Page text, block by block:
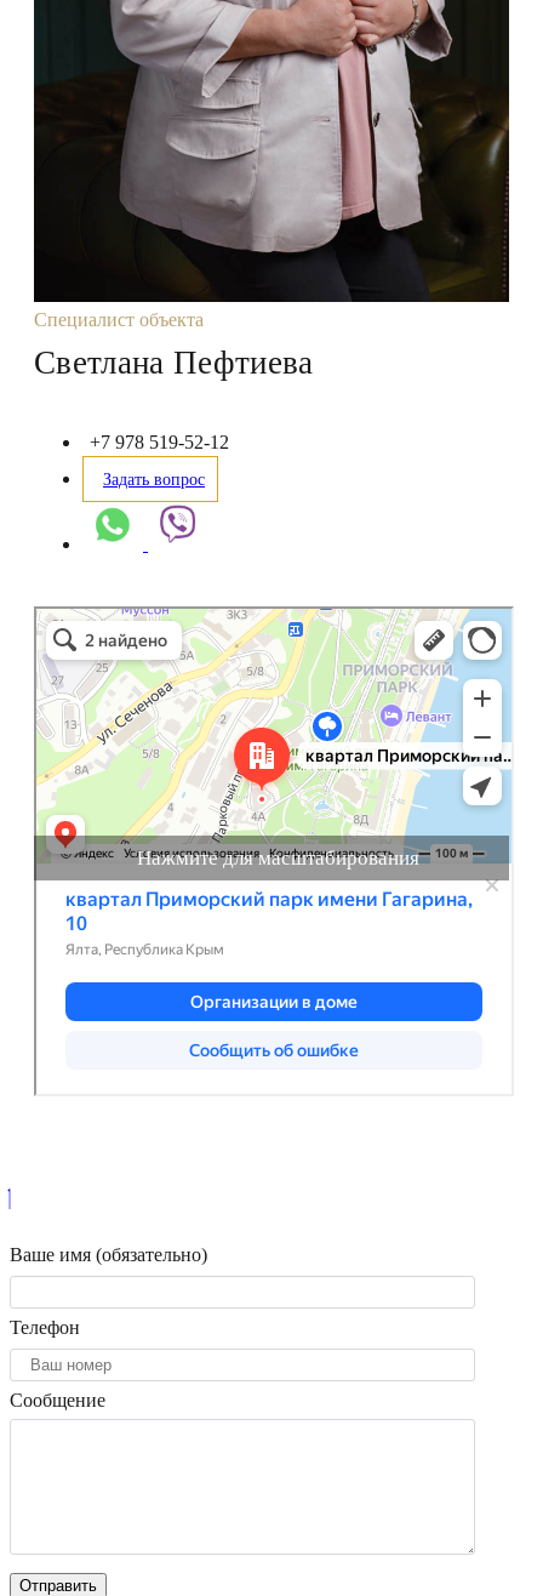
Специалист объекта
Светлана Пефтиева
+7 978 519-52-12
Задать вопрос
Нажмите для масштабирования
Ваше имя (обязательно)
Телефон
Сообщение